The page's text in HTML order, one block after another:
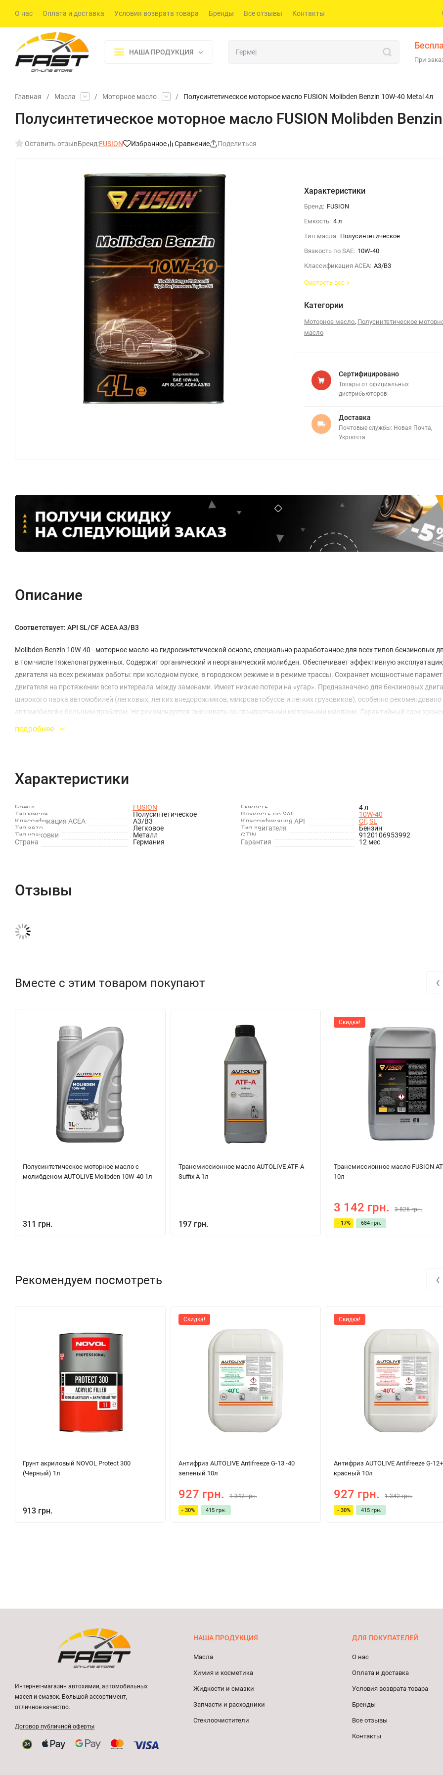
О нас Оплата и доставка Условия возврата товара Бренды Все отзывы Контакты
НАША ПРОДУКЦИЯ
При
Главная / Масла / Моторное масло / Полуcинтетическое моторное масло FUSION Molibden Benzin 10W-40 Metal 4л
Полуcинтетическое моторное масло FUSION Molibden
Оставить отзывБренд:FUSION Избранное Сравнение Поделиться
Характеристики
Бренд: FUSION
Емкость: 4 л
Тип масла: Полусинтетическое
Вязкость по SAE: 10W-40
Классификация ACEA: A3/B3
Смотреть все
Категории
Моторное масло, Полусинтетическое
масло
Сертифицировано
Товары от официальных
дистрибьюторов
Доставка
Почтовые службы: Новая Почта,
Укрпочта
Описание
Соответствует: API SL/CF ACEA A3/B3
Molibden Benzin 10W-40 - моторное масло на гидросинтетической основе, специально разработанное для всех типов бензиновых
в том числе тяжелонагруженных. Содержит органический и неорганический молибден. Обеспечивает эффективную
двигателя на всех режимах работы: при холодном пуске, в городском режиме и в режиме трассы. Сохраняет мощностные
двигателя на протяжении всего интервала между заменами. Имеет низкие потери на «угар». Предназначено для бензиновых
широкого парка автомобилей (легковых, легких внедорожников, микроавтобусов и легких грузовиков), особенно рекомендовано
автомобилей с большим пробегом. Не рекомендуется смешивать со стандартными моторными маслами. Гарантийный срок
от даты производства.
подробнее
Характеристики
Бренд FUSION Емкость
4 л
Тип масла
Полусинтетическое Вязкость по SAE
10W-40
Классификация ACEA
A3/B3 Классификация API CF, SL
Тип авто
Легковое Тип двигателя
Бензин
Тип упаковки
Металл GTIN
9120106953992
Страна
Германия Гарантия 12 мес
Отзывы
Вместе с этим товаром покупают
Полуcинтетическое моторное масло с
молибденом AUTOLIVE Molibden 10W-40 1л
311 грн.
Трансмиссионное масло AUTOLIVE ATF-A
Suffix A 1л
197 грн.
Скидка!
Трансмиссионное масло FUSION
10л
3 142 грн. 3 826 грн.
- 17% 684 грн.
‹
Рекомендуем посмотреть
Грунт акриловый NOVOL Protect 300
(Черный) 1л
913 грн.
Скидка!
Антифриз AUTOLIVE Antifreeze G-13 -40
зеленый 10л
927 грн. 1 342 грн.
- 30% 415 грн.
Скидка!
Антифриз AUTOLIVE Antifreeze G-
красный 10л
927 грн. 1 342 грн.
- 30% 415 грн.
‹
Интернет-магазин автохимии, автомобильных
масел и смазок. Большой ассортимент,
отличное качество.
Договор публичной оферты
НАША ПРОДУКЦИЯ
Масла
Химия и косметика
Жидкости и смазки
Запчасти и расходники
Стеклоочистители
ДЛЯ ПОКУПАТЕЛЕЙ
О нас
Оплата и доставка
Условия возврата товара
Бренды
Все отзывы
Контакты